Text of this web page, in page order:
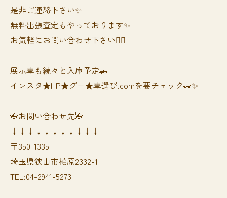
是非ご連絡下さい✨
無料出張査定もやっております✨
お気軽にお問い合わせ下さい🙆‍♀️
展示車も続々と入庫予定🚗
インスタ★HP★グー★車選び.comを要チェック👀✨
🌺お問い合わせ先🌺
↓↓↓↓↓↓↓↓↓↓↓
〒350-1335
埼玉県狭山市柏原2332-1
TEL:04-2941-5273